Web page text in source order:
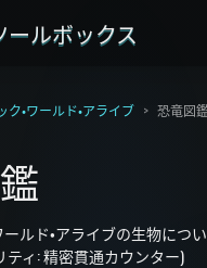
ールボックス
ク・ワールド・アライブ 恐竜図
ールド・アライブの生物につ
ティ: 精密貫通カウンター)